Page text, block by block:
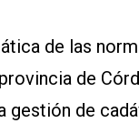
de las
de
gestión de